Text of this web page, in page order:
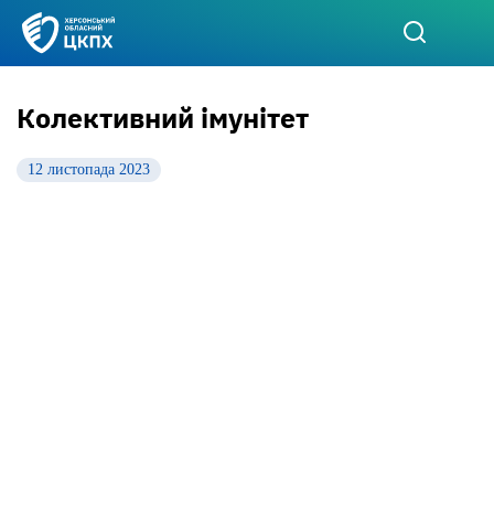
Колективний імунітет
12 листопада 2023